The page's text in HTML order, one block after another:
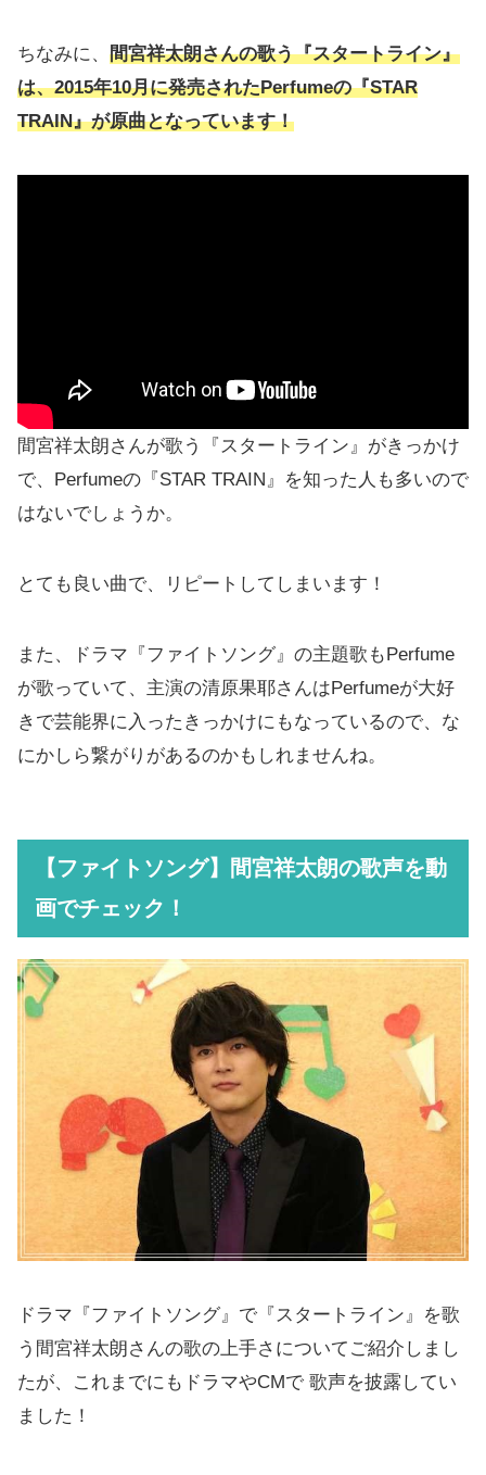
ちなみに、 間宮祥太朗さんの歌う『スタートライン』
は、2015年10月に発売されたPerfumeの『STAR
TRAIN』が原曲となっています！
間宮祥太朗さんが歌う『スタートライン』がきっかけ
で、Perfumeの『STAR TRAIN』を知った人も多いので
はないでしょうか。
とても良い曲で、リピートしてしまいます！
また、ドラマ『ファイトソング』の主題歌もPerfume
が歌っていて、主演の清原果耶さんはPerfumeが大好
きで芸能界に入ったきっかけにもなっているので、な
にかしら繋がりがあるのかもしれませんね。
【ファイトソング】間宮祥太朗の歌声を動
画でチェック！
ドラマ『ファイトソング』で『スタートライン』を歌
う間宮祥太朗さんの歌の上手さについてご紹介しまし
たが、これまでにもドラマやCMで 歌声を披露してい
ました！